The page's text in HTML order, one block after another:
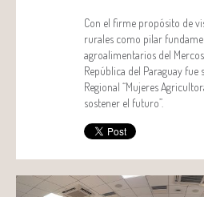
Con el firme propósito de
rurales como pilar
agroalimentarios del
República del Paraguay fue
Regional “Mujeres
sostener el futuro”.